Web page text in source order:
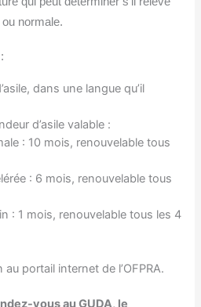
normale.
dans une langue qu’il
d’asile valable :
: 10 mois, renouvelable tous
: 6 mois, renouvelable tous
: 1 mois, renouvelable tous les 4
portail internet de l’OFPRA.
vous au GUDA, le